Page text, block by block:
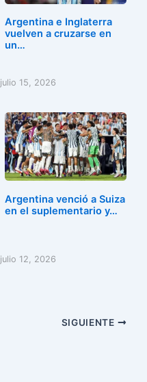
Argentina e Inglaterra
vuelven a cruzarse en
un…
julio 15, 2026
Argentina venció a Suiza
en el suplementario y…
julio 12, 2026
SIGUIENTE